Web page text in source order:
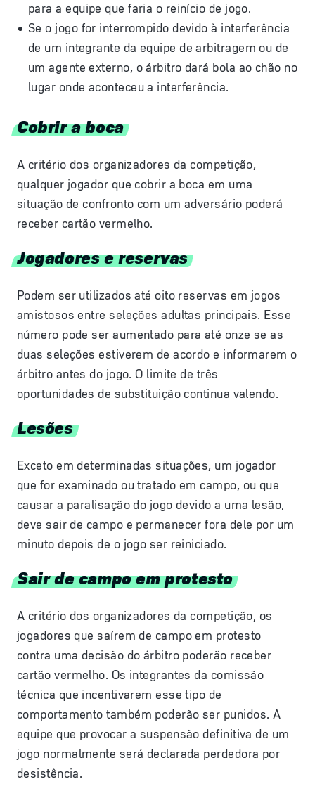
para a equipe que faria o reinício de jogo.
Se o jogo for interrompido devido à interferência
de um integrante da equipe de arbitragem ou de
um agente externo, o árbitro dará bola ao chão no
lugar onde aconteceu a interferência.
Cobrir a boca
A critério dos organizadores da competição,
qualquer jogador que cobrir a boca em uma
situação de confronto com um adversário poderá
receber cartão vermelho.
Jogadores e reservas
Podem ser utilizados até oito reservas em jogos
amistosos entre seleções adultas principais. Esse
número pode ser aumentado para até onze se as
duas seleções estiverem de acordo e informarem o
árbitro antes do jogo. O limite de três
oportunidades de substituição continua valendo.
Lesões
Exceto em determinadas situações, um jogador
que for examinado ou tratado em campo, ou que
causar a paralisação do jogo devido a uma lesão,
deve sair de campo e permanecer fora dele por um
minuto depois de o jogo ser reiniciado.
Sair de campo em protesto
A critério dos organizadores da competição, os
jogadores que saírem de campo em protesto
contra uma decisão do árbitro poderão receber
cartão vermelho. Os integrantes da comissão
técnica que incentivarem esse tipo de
comportamento também poderão ser punidos. A
equipe que provocar a suspensão definitiva de um
jogo normalmente será declarada perdedora por
desistência.